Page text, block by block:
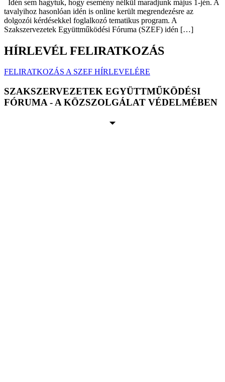
Idén sem hagytuk, hogy esemény nélkül maradjunk május 1-jén. A
tavalyihoz hasonlóan idén is online került megrendezésre az
dolgozói kérdésekkel foglalkozó tematikus program. A
Szakszervezetek Együttműködési Fóruma (SZEF) idén […]
HÍRLEVÉL FELIRATKOZÁS
FELIRATKOZÁS A SZEF HÍRLEVELÉRE
SZAKSZERVEZETEK EGYÜTTMŰKÖDÉSI
FÓRUMA - A KÖZSZOLGÁLAT VÉDELMÉBEN